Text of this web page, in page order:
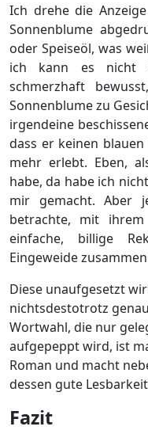
Ich drehe die
Sonnenblume
oder Speiseöl, was
ich kann es nicht
schmerzhaft
Sonnenblume zu
irgendeine
dass er keinen
mehr erlebt. Eben,
habe, da habe ich
mir gemacht. Aber
betrachte, mit
einfache, billige
Eingeweide
Diese unaufgesetzt
nichtsdestotrotz
Wortwahl, die nur
aufgepeppt wird, ist
Roman und macht
dessen gute
Fazit